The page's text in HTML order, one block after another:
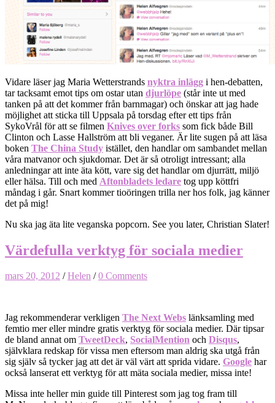
Vidare läser jag Maria Wetterstrands nyktra inlägg i hen-debatten,
tar tacksamt emot tips om ostar utan djurlöpe (står inte ut med
tanken på att det kommer från barnmagar) och önskar att jag hade
möjlighet att sticka till Uppsala på torsdag efter ett tips från
SykoVrål för att se filmen Knives over forks som fick både Bill
Clinton och Lasse Hallström att bli veganer. Är lite sugen på att läsa
boken The China Study istället, den handlar om sambandet mellan
våra matvanor och sjukdomar. Det är så otroligt intressant; alla
anledningar att inte äta kött, vare sig det handlar om djurrätt, miljö
eller hälsa. Till och med Aftonbladets ledare tog upp köttfri
måndag i går. Snart kommer tioöringen trilla ner hos folk, jag känner
det på mig!
Nu ska jag äta lite veganska popcorn. See you later, Christian Slater!
Värdefulla verktyg för sociala medier
mars 20, 2012 /Helen /0 Comments
Jag rekommenderar verkligen The Next Webs länksamling med
femtio mer eller mindre gratis verktyg för sociala medier. Där tipsar
de bland annat om TweetDeck, SocialMention och Disqus,
självklara redskap för vissa men eftersom man aldrig ska utgå från
sig själv så tycker jag att det är väl värt att sprida vidare. Google har
också lanserat ett verktyg för att mäta sociala medier, missa inte!
Missa inte heller min guide till Pinterest som jag tog fram till